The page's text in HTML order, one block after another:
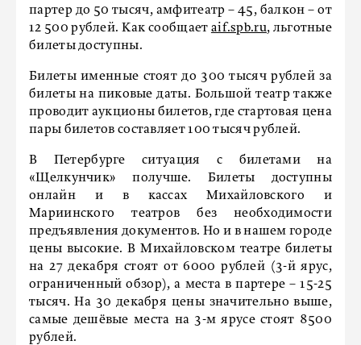
партер до 50 тысяч, амфитеатр – 45, балкон – от
12 500 рублей. Как сообщает aif.spb.ru, льготные
билеты доступны.
Билеты именные стоят до 300 тысяч рублей за
билеты на пиковые даты. Большой театр также
проводит аукционы билетов, где стартовая цена
пары билетов составляет 100 тысяч рублей.
В Петербурге ситуация с билетами на
«Щелкунчик» получше. Билеты доступны
онлайн и в кассах Михайловского и
Мариинского театров без необходимости
предъявления документов. Но и в нашем городе
цены высокие. В Михайловском театре билеты
на 27 декабря стоят от 6000 рублей (3-й ярус,
ограниченный обзор), а места в партере – 15-25
тысяч. На 30 декабря цены значительно выше,
самые дешёвые места на 3-м ярусе стоят 8500
рублей.